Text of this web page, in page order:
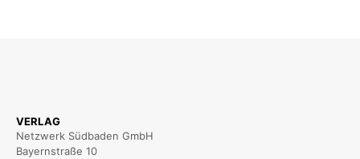
VERLAG
Netzwerk Südbaden GmbH
Bayernstraße 10